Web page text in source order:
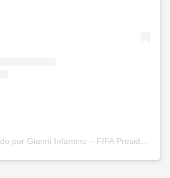
Um post compartilhado por Gianni Infantino – FIFA President (@gianni_infantino)